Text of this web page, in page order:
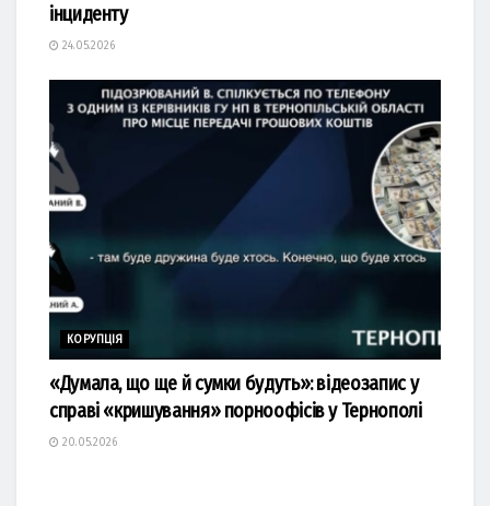
інциденту
24.05.2026
КОРУПЦІЯ
«Думала, що ще й сумки будуть»: відеозапис у
справі «кришування» порноофісів у Тернополі
20.05.2026